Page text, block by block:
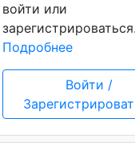
войти или
Подробнее
Войти /